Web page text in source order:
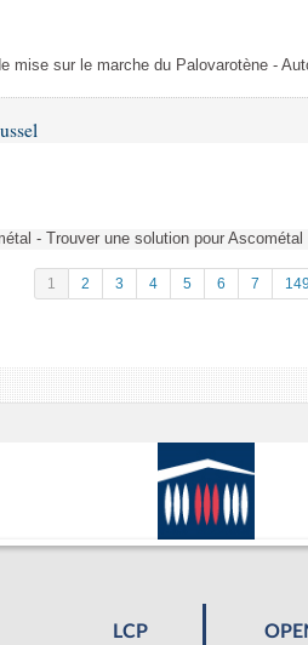
mise sur le marche du Palovarotène -
- Trouver une solution pour Ascométal
1 2 3 4 5 6 7
LCP